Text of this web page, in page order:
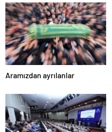
Aramızdan ayrılanlar